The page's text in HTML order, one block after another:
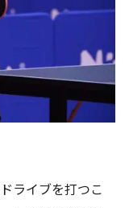
ライブを打つこ